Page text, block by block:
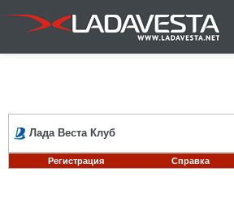
Лада Веста Клуб
Регистрация Справка